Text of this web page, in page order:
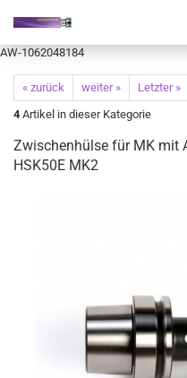
AW-1062048184
« zurück weiter »
Letzter »
4 Artikel in dieser Kategorie
Zwischenhülse für MK mit
HSK50E MK2